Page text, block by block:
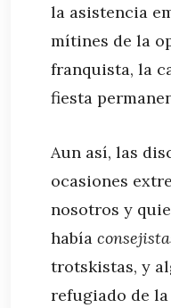
la asistencia
mítines de la
franquista, la
fiesta
Aun así, las
ocasiones
nosotros y
había
trotskistas, y
refugiado de